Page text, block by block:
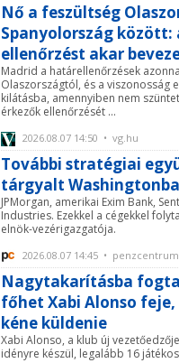
Nő a feszültség
Spanyolország között:
ellenőrzést akar
Madrid a határellenőrzések
Olaszországtól, és a viszonosság
kilátásba, amennyiben nem
érkezők ellenőrzését ...
2026.08.07 14:50 • vg.hu
További stratégiai
tárgyalt
JPMorgan, amerikai Exim Bank,
Industries. Ezekkel a cégekkel
elnök-vezérigazgatója.
2026.08.07 14:45 •
Nagytakarításba
főhet Xabi Alonso
kéne küldenie
Xabi Alonso, a klub új
idényre készül, legalább 16